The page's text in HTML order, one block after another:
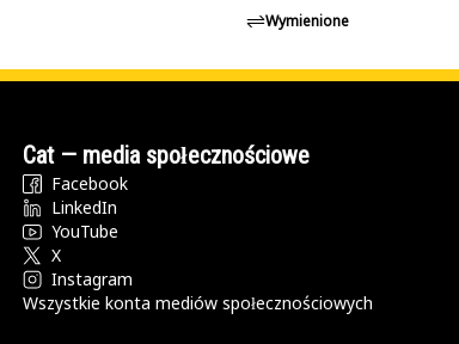
Wymienione
Cat — media społecznościowe
Facebook
LinkedIn
YouTube
X
Instagram
Wszystkie konta mediów społecznościowych